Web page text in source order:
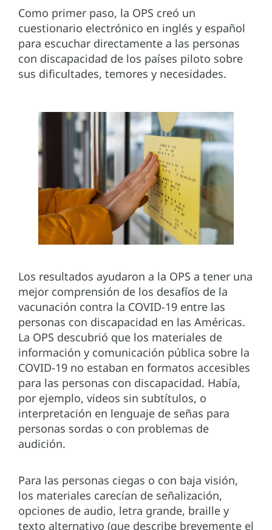
Como primer paso, la OPS creó un
cuestionario electrónico en inglés y español
para escuchar directamente a las personas
con discapacidad de los países piloto sobre
sus dificultades, temores y necesidades.
Los resultados ayudaron a la OPS a tener una
mejor comprensión de los desafíos de la
vacunación contra la COVID-19 entre las
personas con discapacidad en las Américas.
La OPS descubrió que los materiales de
información y comunicación pública sobre la
COVID-19 no estaban en formatos accesibles
para las personas con discapacidad. Había,
por ejemplo, videos sin subtítulos, o
interpretación en lenguaje de señas para
personas sordas o con problemas de
audición.
Para las personas ciegas o con baja visión,
los materiales carecían de señalización,
opciones de audio, letra grande, braille y
texto alternativo (que describe brevemente el